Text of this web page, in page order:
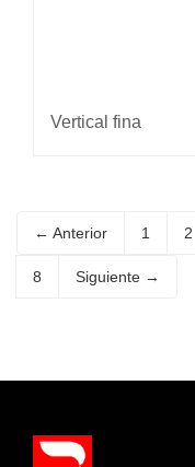
Vertical fina
← Anterior 1 2
8 Siguiente →